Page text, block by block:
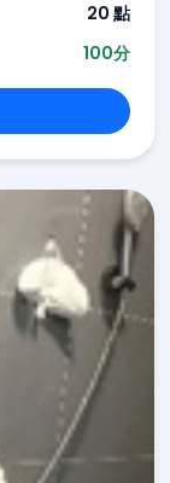
20 點
100分